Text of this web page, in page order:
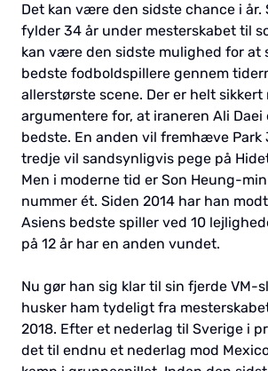
Det kan være den sidste chance i år.
fylder 34 år under mesterskabet til
kan være den sidste mulighed for at
bedste fodboldspillere gennem
allerstørste scene. Der er helt sikkert
argumentere for, at iraneren Ali Daei
bedste. En anden vil fremhæve Park
tredje vil sandsynligvis pege på
Men i moderne tid er Son Heung-
nummer ét. Siden 2014 har han
Asiens bedste spiller ved 10
på 12 år har en anden vundet.
Nu gør han sig klar til sin fjerde VM-
husker ham tydeligt fra
2018. Efter et nederlag til Sverige i
det til endnu et nederlag mod